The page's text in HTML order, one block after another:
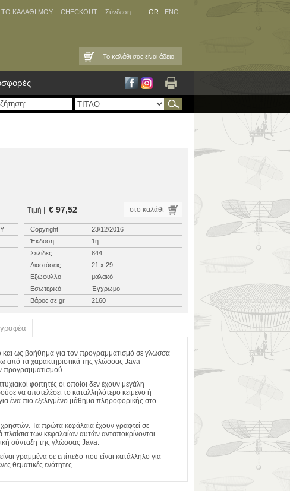
ΤΟ ΚΑΛΑΘΙ ΜΟΥ CHECKOUT Σύνδεση GR ENG
Το καλάθι σας είναι άδειο.
Τιμή |
€ 97,52 στο καλάθι
Copyright
23/12/2016
Έκδοση
1η
Σελίδες
844
Διαστάσεις
21 x 29
Εξώφυλλο
μαλακό
Εσωτερικό
Έγχρωμο
Βάρος σε gr 2160
και ως βοήθημα για τον προγραμματισμό σε γλώσσα
από τα χαρακτηριστικά της γλώσσας Java
προγραμματισμού.
φοιτητές οι οποίοι δεν έχουν μεγάλη
να αποτελέσει το καταλληλότερο κείμενο ή
ένα πιο εξελιγμένο μάθημα πληροφορικής στο
χρηστών. Τα πρώτα κεφάλαια έχουν γραφτεί σε
πλαίσια των κεφαλαίων αυτών ανταποκρίνονται
σύνταξη της γλώσσας Java.
γραμμένα σε επίπεδο που είναι κατάλληλο για
θεματικές ενότητες.